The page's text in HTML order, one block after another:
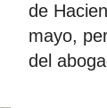
de
mayo,
del